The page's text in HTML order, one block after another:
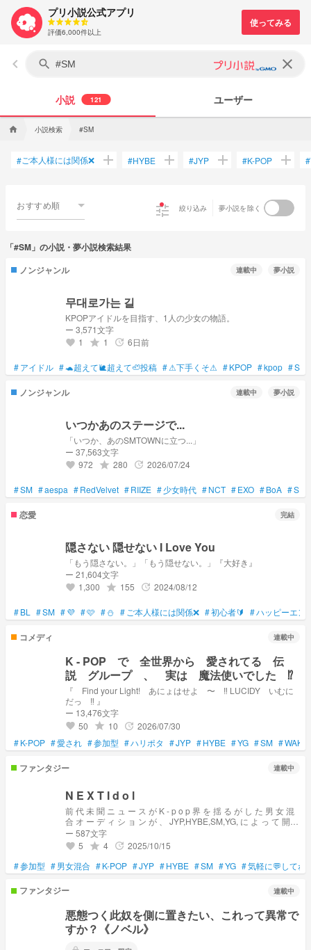
プリ小説公式アプリ
評価6,000件以上
keyboard_arrow_left search clear
小説 121 ユーザー
home 小説検索 #SM
#ご本人様には関係❌ add #HYBE add #JYP add #K-POP add #
おすすめ順 tune 絞り込み 夢小説を除く
「#SM」の小説・夢小説検索結果
ノンジャンル
連載中 夢小説
무대로가는 길
KPOPアイドルを目指す、1人の少女の物語。
ー 3,571文字
favorite 1 grade 1 update 6日前
#アイドル #🐢超えて🐌超えて🦥投稿 #⚠下手くそ⚠ #KPOP #kpop #
ノンジャンル 連載中 夢小説
いつかあのステージで...
「いつか、あのSMTOWNに立つ...」
ー 37,563文字
favorite 972 grade 280 update 2026/07/24
#SM #aespa #RedVelvet #RIIZE #少女時代 #NCT #EXO #BoA #
恋愛 完結
隠さない 隠せない I Love You
「もう隠さない。」「もう隠せない。」『大好き』
ー 21,604文字
favorite 1,300 grade 155 update 2024/08/12
#BL #SM #💜 #🩷 #⛄ #ご本人様には関係❌ #初心者🔰 #ハッピーエン
コメディ 連載中
K - POP で 全世界から 愛されてる 伝
説 グループ 、 実は 魔法使いでした ⁉︎
『 Find your Light! あにょはせよ 〜 ‼︎ LUCIDY いむに
だっ ‼︎ 』
ー 13,476文字
favorite 50 grade 10 update 2026/07/30
#K-POP #愛され #参加型 #ハリポタ #JYP #HYBE #YG #SM #
ファンタジー 連載中
N E X T I d o l
前 代 未 聞 ニ ュ ー ス が K - p o p 界 を 揺 る が し た 男 女 混
合 オ ー デ ィ シ ョ ン が 、 JYP,HYBE,SM,YG, に よ っ て 開
催 さ れ る デ ビ ュ ー を 掴 み 取 る の は 誰 な の か ―― W h
o i s N e x t I d o l ?
ー 587文字
favorite 5 grade 4 update 2025/10/15
#参加型 #男女混合 #K-POP #JYP #HYBE #SM #YG #気軽に💬してね
ファンタジー 連載中
悪態つく此奴を側に置きたい、これって異常で
すか？《ノベル》